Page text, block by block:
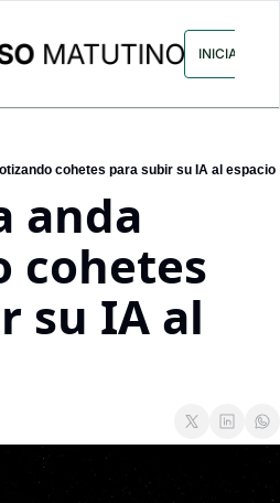
ARCHIVO ANUNCIA CON
INICIAR
cohetes para subir su IA al espacio
anda
cohetes
su IA al